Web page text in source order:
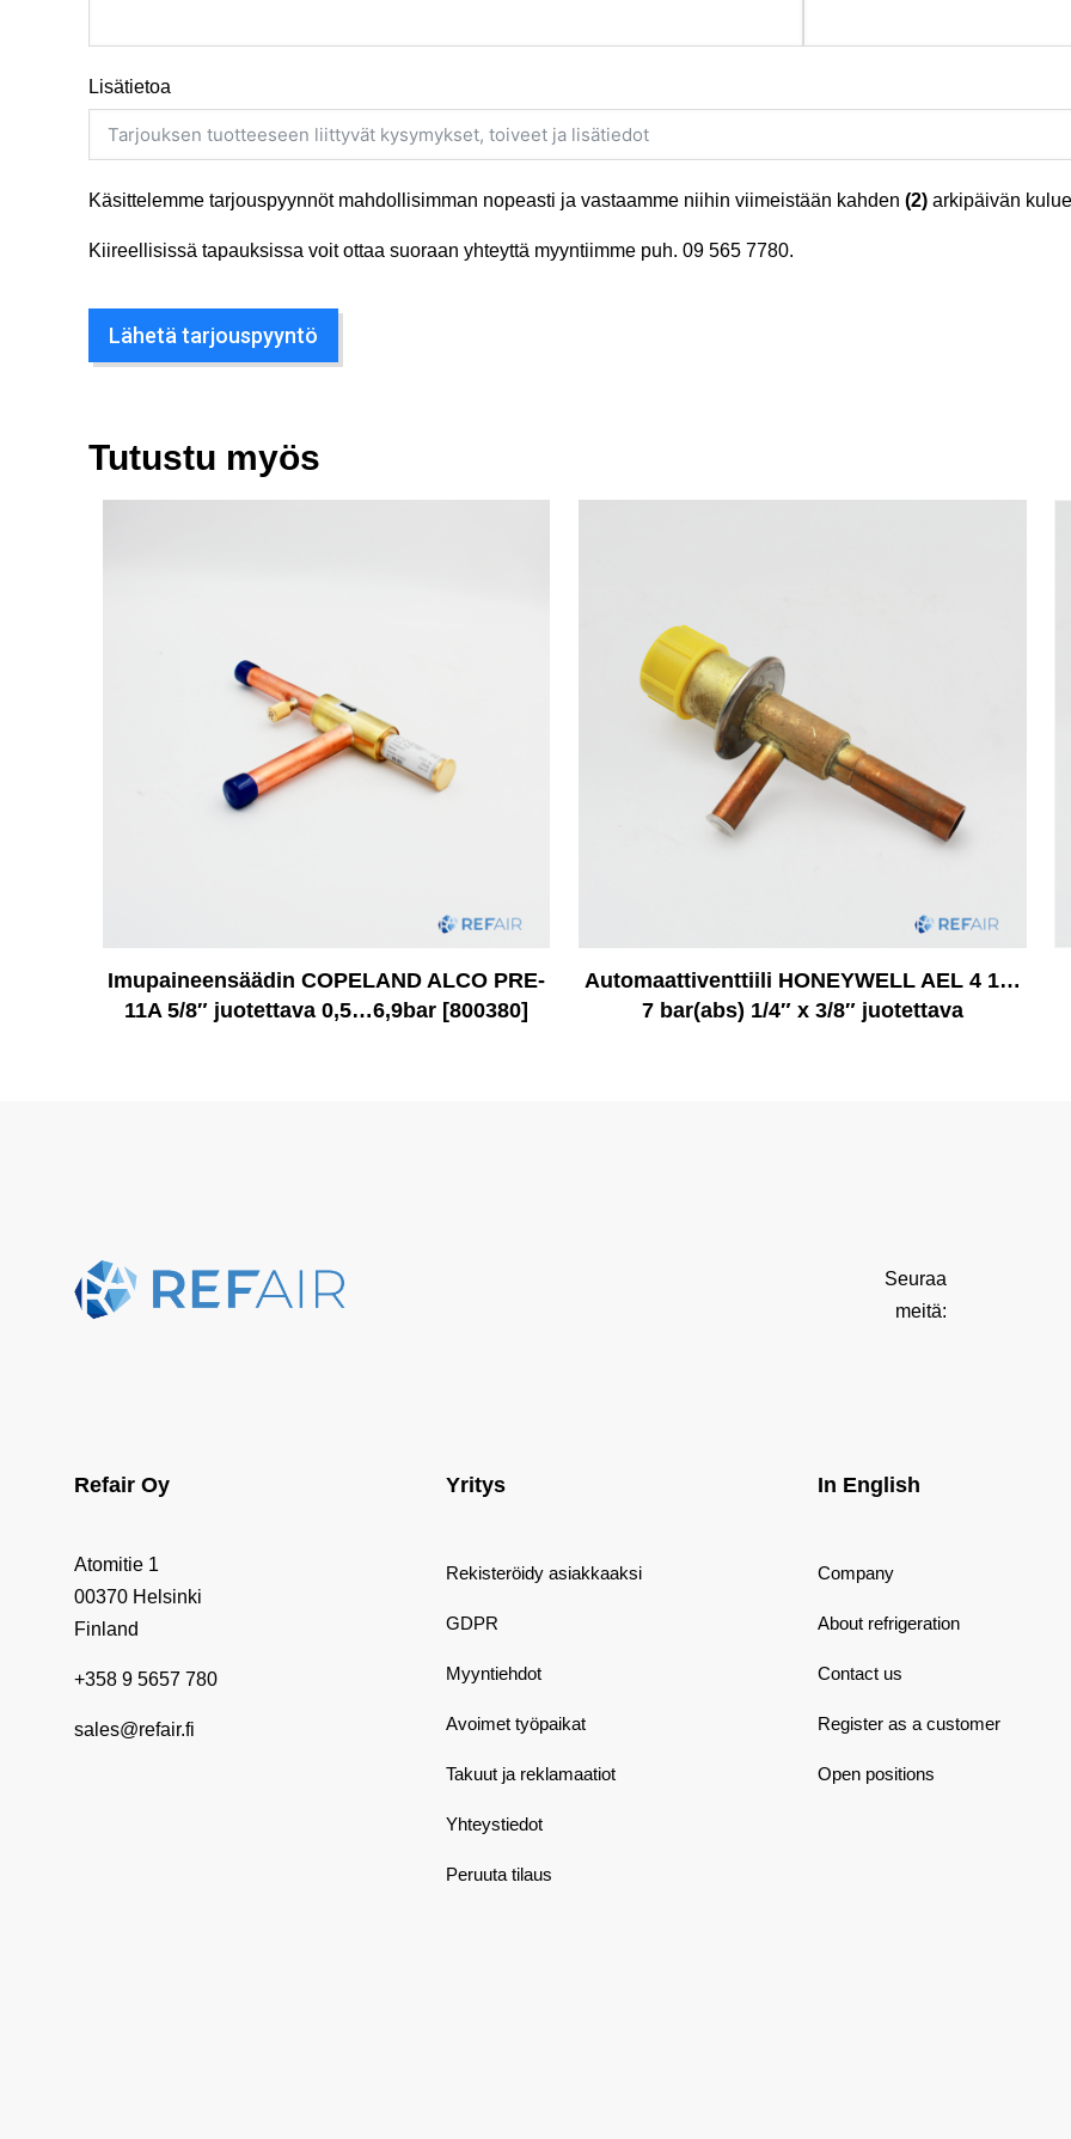
Lisätietoa
Käsittelemme tarjouspyynnöt mahdollisimman nopeasti ja vastaamme niihin viimeistään kahden (2) arkipäivän
Kiireellisissä tapauksissa voit ottaa suoraan yhteyttä myyntiimme puh. 09 565 7780.
Lähetä tarjouspyyntö
Tutustu myös
Imupaineensäädin COPELAND ALCO PRE-
11A 5/8″ juotettava 0,5…6,9bar [800380]
Automaattiventtiili HONEYWELL AEL 4 1…
7 bar(abs) 1/4″ x 3/8″ juotettava
Seuraa
meitä:
Refair Oy
Atomitie 1
00370 Helsinki
Finland
+358 9 5657 780
sales@refair.fi
Yritys
Rekisteröidy asiakkaaksi
GDPR
Myyntiehdot
Avoimet työpaikat
Takuut ja reklamaatiot
Yhteystiedot
Peruuta tilaus
In English
Company
About refrigeration
Contact us
Register as a customer
Open positions